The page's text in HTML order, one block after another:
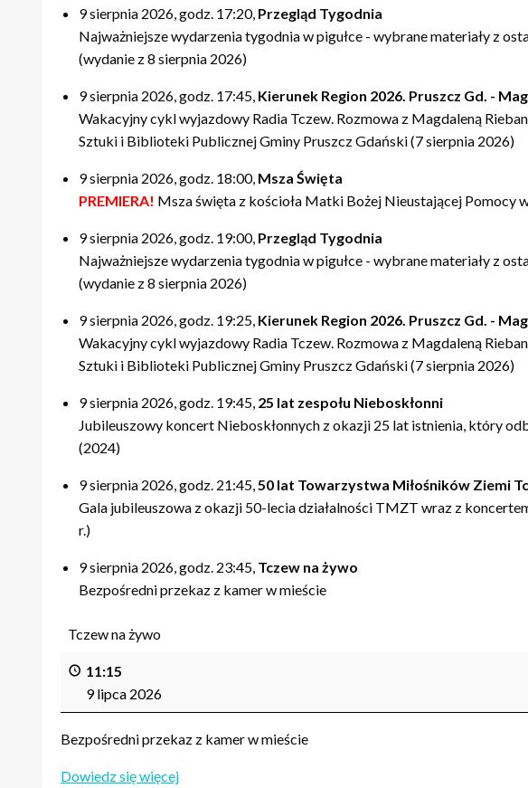
9 sierpnia 2026, godz. 17:20, Przegląd Tygodnia
Najważniejsze wydarzenia tygodnia w pigułce - wybrane materiały z
(wydanie z 8 sierpnia 2026)
9 sierpnia 2026, godz. 17:45, Kierunek Region 2026. Pruszcz Gd. -
Wakacyjny cykl wyjazdowy Radia Tczew. Rozmowa z Magdaleną
Sztuki i Biblioteki Publicznej Gminy Pruszcz Gdański (7 sierpnia 2026)
9 sierpnia 2026, godz. 18:00, Msza Święta
PREMIERA! Msza święta z kościoła Matki Bożej Nieustającej Pomocy
9 sierpnia 2026, godz. 19:00, Przegląd Tygodnia
Najważniejsze wydarzenia tygodnia w pigułce - wybrane materiały z
(wydanie z 8 sierpnia 2026)
9 sierpnia 2026, godz. 19:25, Kierunek Region 2026. Pruszcz Gd. -
Wakacyjny cykl wyjazdowy Radia Tczew. Rozmowa z Magdaleną
Sztuki i Biblioteki Publicznej Gminy Pruszcz Gdański (7 sierpnia 2026)
9 sierpnia 2026, godz. 19:45, 25 lat zespołu Nieboskłonni
Jubileuszowy koncert Nieboskłonnych z okazji 25 lat istnienia, który
(2024)
9 sierpnia 2026, godz. 21:45,50 lat Towarzystwa Miłośników Ziemi
Gala jubileuszowa z okazji 50-lecia działalności TMZT wraz z
r.)
9 sierpnia 2026, godz. 23:45, Tczew na żywo
Bezpośredni przekaz z kamer w mieście
Tczew na żywo
11:15
9 lipca 2026
Bezpośredni przekaz z kamer w mieście
Dowiedz się więcej